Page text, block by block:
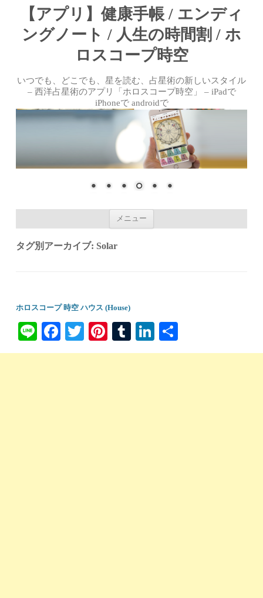
【アプリ】健康手帳 / エンディ
ングノート / 人生の時間割 / ホ
ロスコープ時空
いつでも、どこでも、星を読む、占星術の新しいスタイル
– 西洋占星術のアプリ「ホロスコープ時空」 – iPadで
iPhoneで androidで
メニュー
タグ別アーカイブ: Solar
ホロスコープ 時空 ハウス (House)
Li
ne
Fa
ce
T
wi
Pi
nt
T
u
Li
nk 有